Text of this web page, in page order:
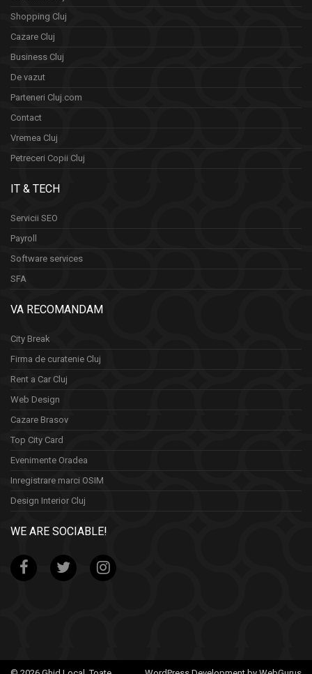
Shopping Cluj
Cazare Cluj
Business Cluj
De vazut
Parteneri Cluj.com
Contact
Vremea Cluj
Petreceri Copii Cluj
IT & TECH
Servicii SEO
Payroll
Software services
SFA
VA RECOMANDAM
City Break
Firma de curatenie Cluj
Rent a Car Cluj
Web Design
Cazare Brasov
Top City Card
Evenimente Oradea
Inregistrare marci OSIM
Design Interior Cluj
WE ARE SOCIABLE!